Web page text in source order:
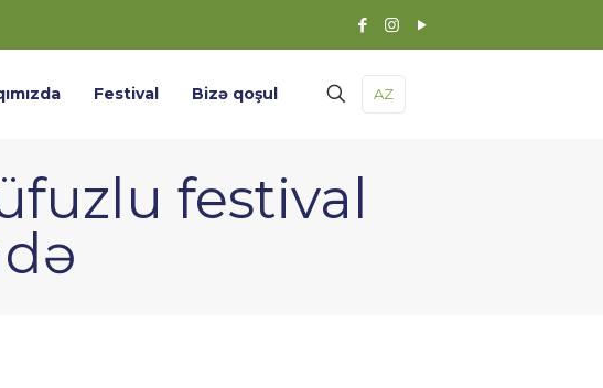
Festival Bizə qoşul AZ
festival